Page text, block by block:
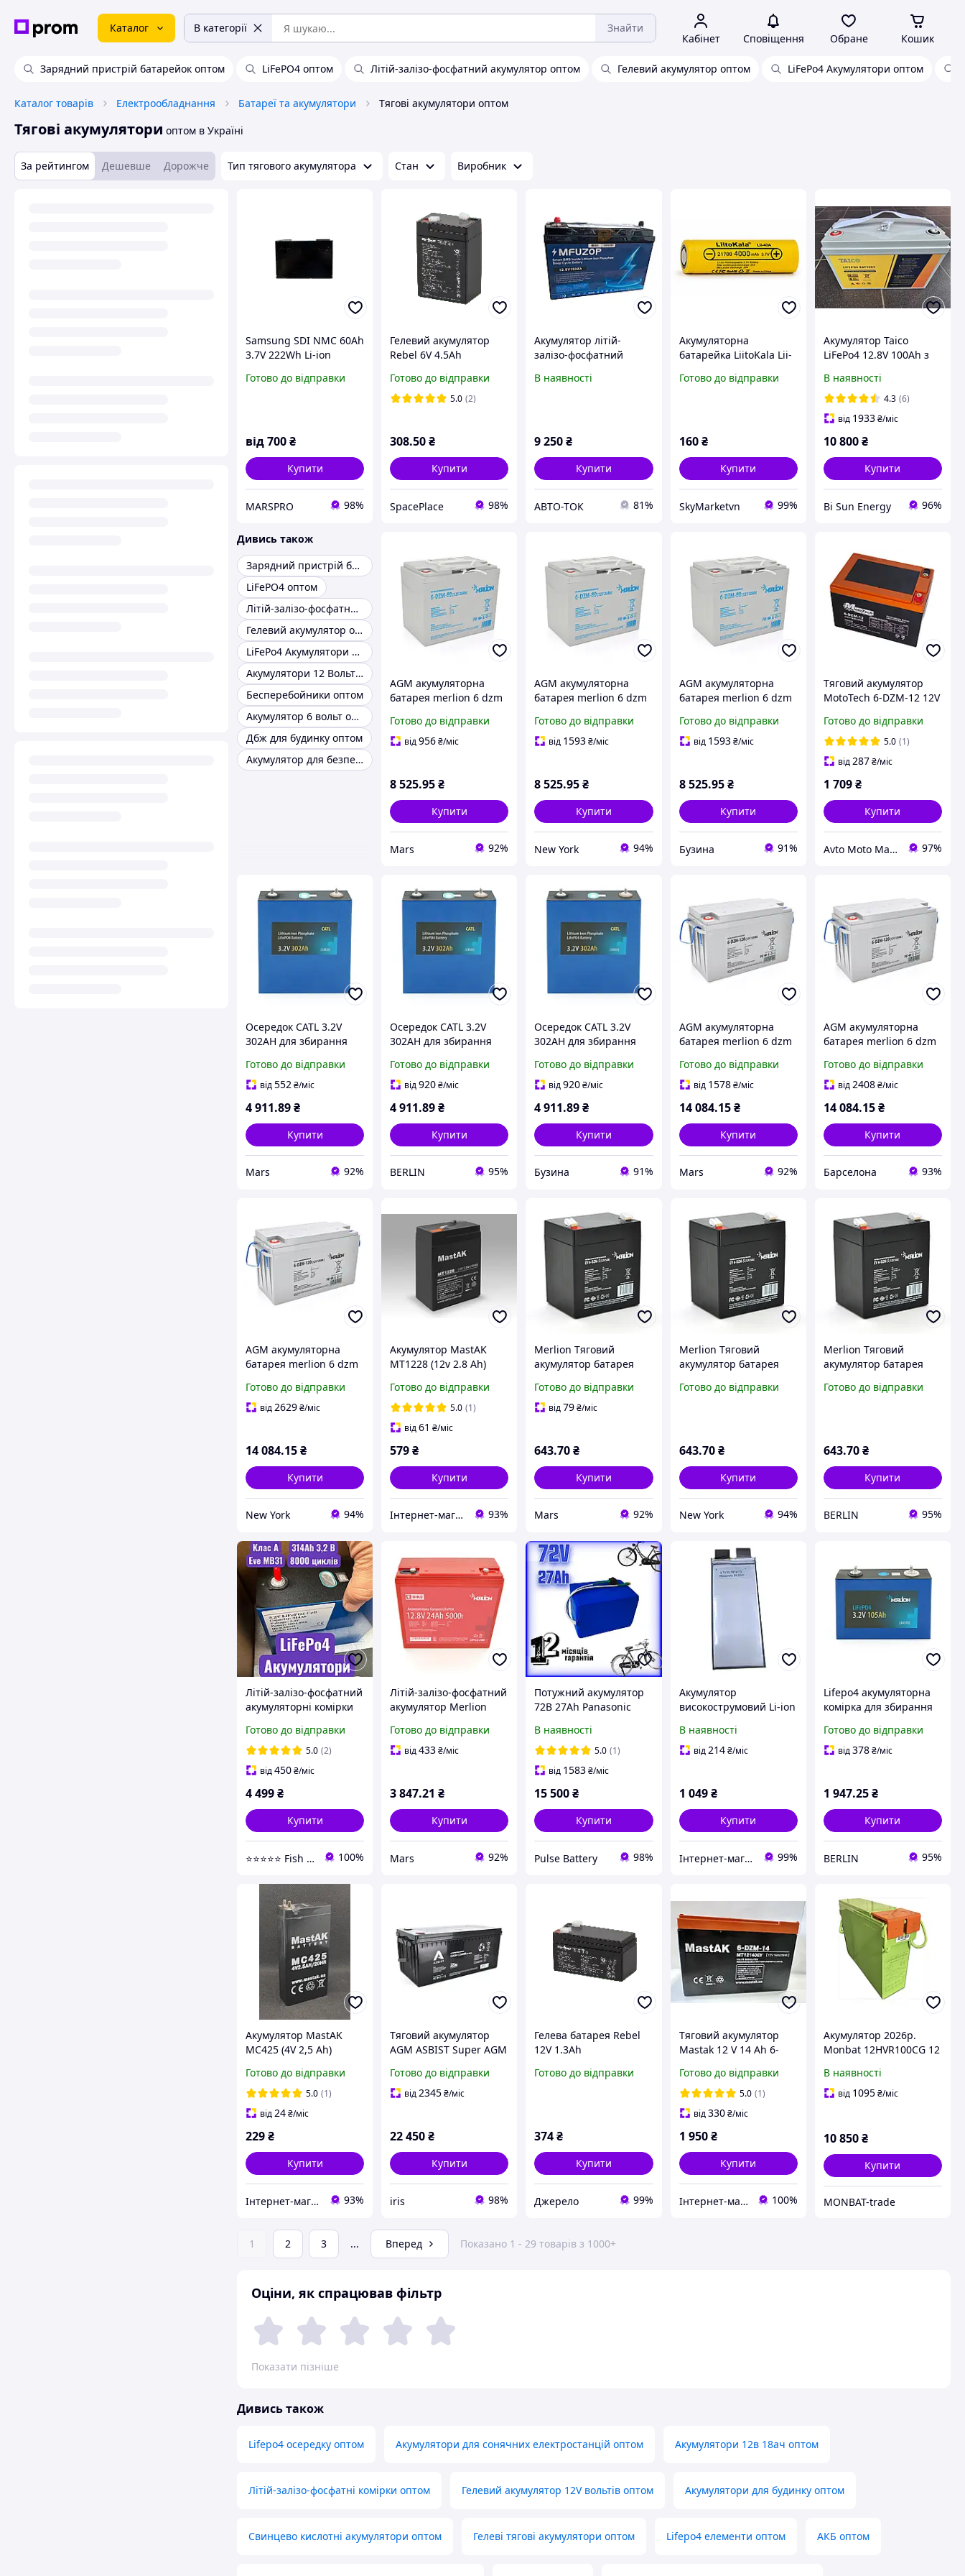
Каталог В категорії Знайти
Кабінет Сповіщення Обране Кошик
Зарядний пристрій батарейок оптом LiFePO4 оптом Літій-залізо-фосфатний акумулятор оптом Гелевий акумулятор оптом LiFePo4 Акумулятори оптом
Каталог товарів Електрообладнання Батареї та акумулятори Тягові акумулятори оптом
Тягові акумулятори оптом в Україні
За рейтингом Дешевше Дорожче Тип тягового акумулятора Стан Виробник
Samsung SDI NMC 60Ah
3.7V 222Wh Li-ion
акумуляторів
Готово до відправки
від700₴
Купити
MARSPRO 98%
Гелевий акумулятор
Rebel 6V 4.5Ah
Готово до відправки
5.0 (2)
308.50₴
Купити
SpacePlace 98%
Акумулятор літій-
залізо-фосфатний
12.8v100Ah
В наявності
9 250₴
Купити
АВТО-ТОК 81%
Акумуляторна
батарейка LiitoKala Lii-
мА·год 25A 3.7V жовта
Готово до відправки
160 ₴
Купити
SkyMarketvn 99%
Акумулятор Taico
LiFePo4 12.8V 100Ah з
В наявності
4.3 (6)
від 1933₴/міс
10 800₴
Купити
Bi Sun Energy 96%
Дивись також
Зарядний пристрій батарейок оптом
LiFePO4 оптом
Літій-залізо-фосфатний акумулятор оптом
Гелевий акумулятор оптом
LiFePo4 Акумулятори оптом
Акумулятори 12 Вольт оптом
Бесперебойники оптом
Акумулятор 6 вольт оптом
Дбж для будинку оптом
Акумулятор для безперебійники оптом
AGM акумуляторна
батарея merlion 6 dzm
265x168x215
Готово до відправки
від956₴/міс
8 525.95₴
Купити
Mars 92%
AGM акумуляторна
батарея merlion 6 dzm
265x168x215 newyork
Готово до відправки
від 1593₴/міс
8 525.95₴
Купити
New York 94%
AGM акумуляторна
батарея merlion 6 dzm
265x168x215 buzyna
Готово до відправки
від 1593 ₴/міс
8 525.95 ₴
Купити
Бузина 91%
Тяговий акумулятор
MotoTech 6-DZM-12 12V
електровелосипедів,
скутерів та дитячих
електромобілів
Готово до відправки
5.0 (1)
від287₴/міс
1 709₴
Купити
Avto Moto Magaz(Авто Мото товари) 97%
Осередок CATL 3.2V
302AH для збирання
173х71х203(219) мм Q5
4000 циклів
Готово до відправки
від552 ₴/міс
4 911.89₴
Купити
Mars 92%
Осередок CATL 3.2V
302AH для збирання
173х71х203(219) мм Q5
4000 циклів berlin
Готово до відправки
від920₴/міс
4 911.89₴
Купити
BERLIN 95%
Осередок CATL 3.2V
302AH для збирання
173х71х203(219) мм Q5
4000 циклів buzyna
Готово до відправки
від920₴/міс
4 911.89₴
Купити
Бузина 91%
AGM акумуляторна
батарея merlion 6 dzm
407x177x225 тягова
Готово до відправки
від 1578 ₴/міс
14 084.15 ₴
Купити
Mars 92%
AGM акумуляторна
батарея merlion 6 dzm
407x177x225 тягова
Готово до відправки
від 2408₴/міс
14 084.15₴
Купити
Барселона 93%
AGM акумуляторна
батарея merlion 6 dzm
407x177x225 тягова
newyork
Готово до відправки
від2629₴/міс
14 084.15₴
Купити
New York 94%
Акумулятор MastAK
MT1228 (12v 2.8 Ah)
Готово до відправки
5.0 (1)
від61 ₴/міс
579₴
Купити
Інтернет-магазин "Батарейка" 93%
Merlion Тяговий
акумулятор батарея
електровелосипедів EV
6-DZM-5 12V 5Ah F2 Q10
Готово до відправки
від79₴/міс
643.70₴
Купити
Mars 92%
Merlion Тяговий
акумулятор батарея
електровелосипедів EV
Готово до відправки
643.70 ₴
Купити
New York 94%
Merlion Тяговий
акумулятор батарея
електровелосипедів EV
Готово до відправки
643.70₴
Купити
BERLIN 95%
Літій-залізо-фосфатний
акумуляторні комірки
3,2 B 8000 циклів (Клас
А)
Готово до відправки
5.0 (2)
від450₴/міс
4 499₴
Купити
⭐⭐⭐⭐⭐ Fish Killer 100%
Літій-залізо-фосфатний
акумулятор Merlion
181x77x167 для
електротранспорту
Готово до відправки
від433₴/міс
3 847.21 ₴
Купити
Mars 92%
Потужний акумулятор
72В 27Аh Panasonic
для мото-скутера
В наявності
5.0 (1)
від 1583₴/міс
15 500₴
Купити
Pulse Battery 98%
Акумулятор
високострумовий Li-ion
INP8674172, 3.7V, 16Ah,
3C/5Cmax
В наявності
від214 ₴/міс
1 049 ₴
Купити
Інтернет-магазин "Batareyka" 99%
Lifepo4 акумуляторна
комірка для збирання
105ah для збору
lifepo4160х49х115 130
Готово до відправки
від378₴/міс
1 947.25₴
Купити
BERLIN 95%
Акумулятор MastAK
МС425 (4V 2,5 Ah)
Готово до відправки
5.0 (1)
від24₴/міс
229₴
Купити
Інтернет-магазин "Батарейка" 93%
Тяговий акумулятор
AGM ASBIST Super AGM
Black Case, 12 V 200 Ah
(522х240х219(224)мм),
Готово до відправки
від2345₴/міс
22 450₴
Купити
iris 98%
Гелева батарея Rebel
12V 1.3Ah
Готово до відправки
374₴
Купити
Джерело 99%
Тяговий акумулятор
Mastak 12 V 14 Ah 6-
Готово до відправки
5.0 (1)
від330 ₴/міс
1 950 ₴
Купити
Інтернет-магазин "AccuMarket" 100%
Акумулятор 2026р.
Monbat 12HVR100CG 12
В наявності
від 1095₴/міс
10 850₴
Купити
MONBAT-trade
1 2 3 ... Вперед Показано 1 - 29 товарів з 1000+
Оціни, як спрацював фільтр
Показати пізніше
Дивись також
Lifepo4 осередку оптом Акумулятори для сонячних електростанцій оптом Акумулятори 12в 18ач оптом
Літій-залізо-фосфатні комірки оптом Гелевий акумулятор 12V вольтів оптом Акумулятори для будинку оптом
Свинцево кислотні акумулятори оптом Гелеві тягові акумулятори оптом Lifepo4 елементи оптом АКБ оптом